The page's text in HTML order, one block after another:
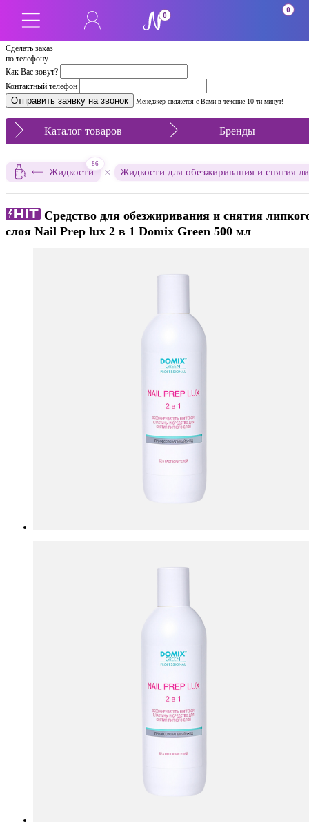
Сделать заказ
по телефону
Как Вас зовут?
Контактный телефон
Менеджер свяжется с Вами в течение 10-ти минут!
0
0
Каталог товаров Бренды
Жидкости
86
× Жидкости для обезжиривания и снятия
Средство для обезжиривания и снятия
слоя Nail Prep lux 2 в 1 Domix Green 500 мл